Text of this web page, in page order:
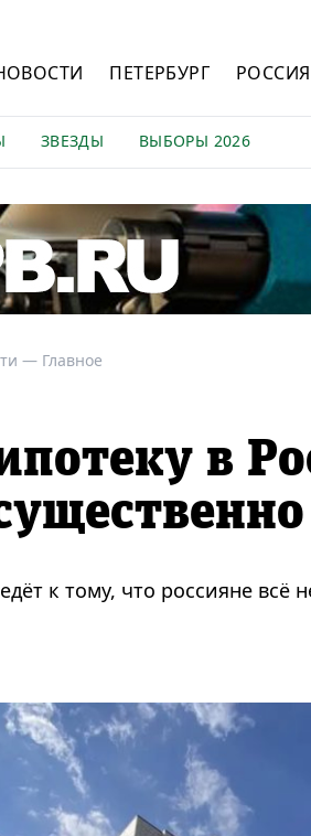
ПЕТЕРБУРГ РОССИЯ
ЗВЕЗДЫ ВЫБОРЫ 2026
— Главное
в
к тому, что россияне всё